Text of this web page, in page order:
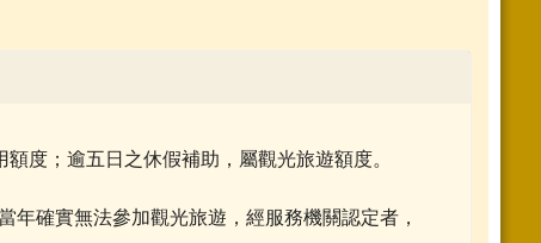
viewform?edit_requested=true _blank
_blank
h484y8t6w/viewform?pli=1 _blank
額度；逾五日之休假補助，屬觀光旅遊額度。
年確實無法參加觀光旅遊，經服務機關認定者，